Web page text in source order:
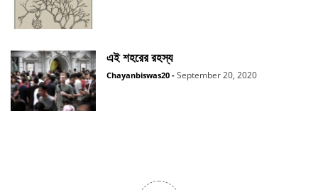
এই শহরের রহস্য
Chayanbiswas20 - September 20, 2020